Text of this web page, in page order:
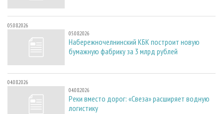
05.08.2026
05.08.2026
Набережночелнинский КБК построит новую
бумажную фабрику за 3 млрд рублей
04.08.2026
04.08.2026
Реки вместо дорог: «Свеза» расширяет водную
логистику